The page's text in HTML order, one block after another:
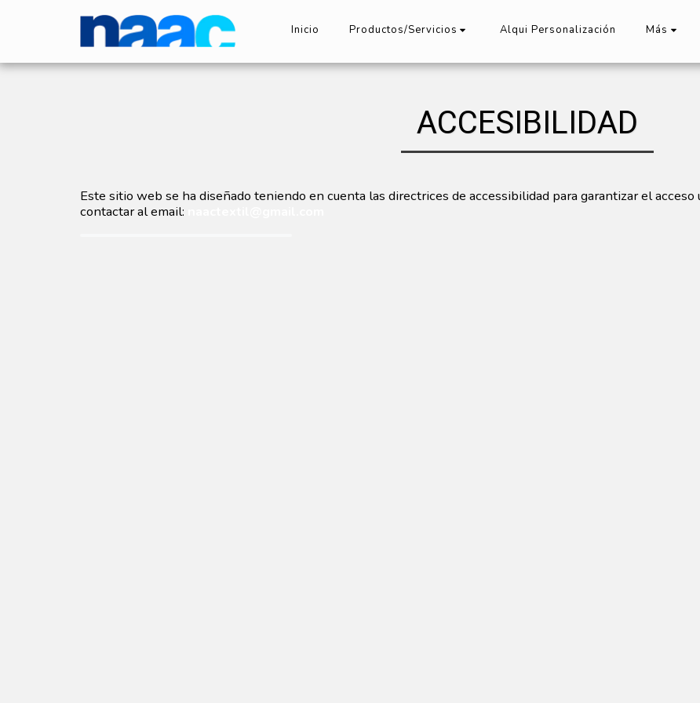
Inicio Productos/Servicios Alqui Personalización Más
ACCESIBILIDAD
Este sitio web se ha diseñado teniendo en cuenta las directrices de accessibilidad para garantizar el
contactar al email: